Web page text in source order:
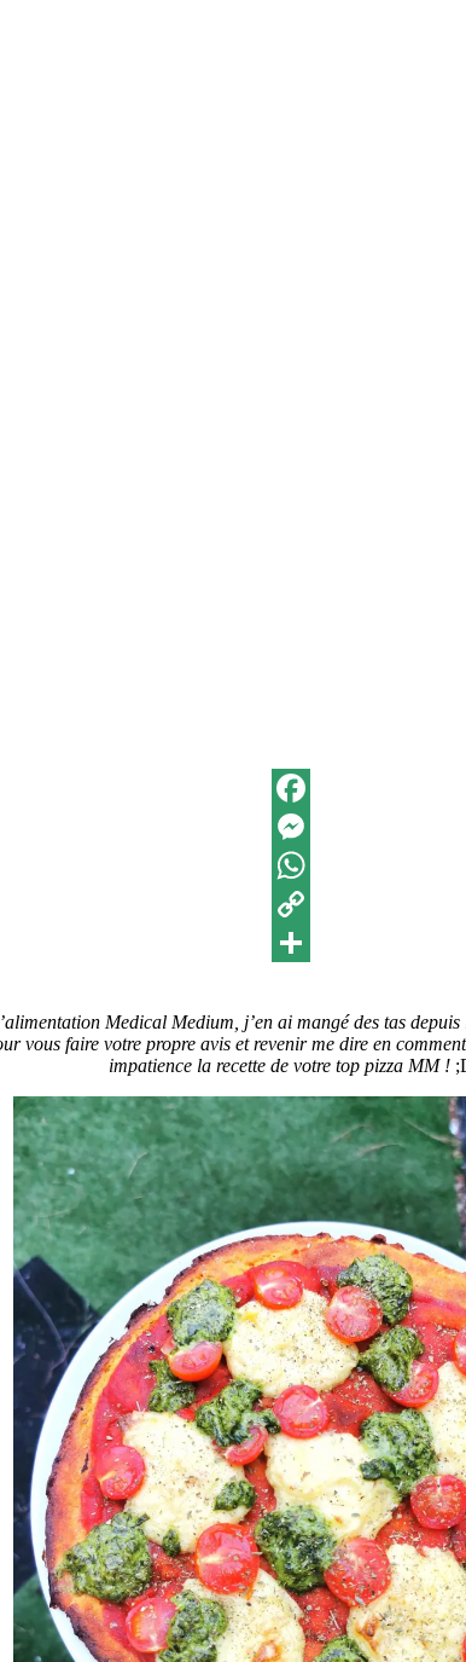
Facebook
Messenger
WhatsApp
Copy
Medical Medium, j’en ai mangé des tas
vous faire votre propre avis et revenir me dire en
impatience la recette de votre top pizza MM !